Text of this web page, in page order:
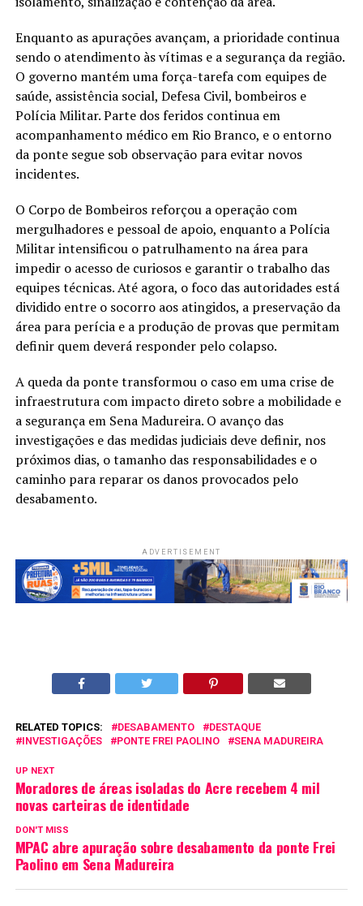
Enquanto as apurações avançam, a prioridade continua
sendo o atendimento às vítimas e a segurança da região.
O governo mantém uma força-tarefa com equipes de
saúde, assistência social, Defesa Civil, bombeiros e
Polícia Militar. Parte dos feridos continua em
acompanhamento médico em Rio Branco, e o entorno
da ponte segue sob observação para evitar novos
incidentes.
O Corpo de Bombeiros reforçou a operação com
mergulhadores e pessoal de apoio, enquanto a Polícia
Militar intensificou o patrulhamento na área para
impedir o acesso de curiosos e garantir o trabalho das
equipes técnicas. Até agora, o foco das autoridades está
dividido entre o socorro aos atingidos, a preservação da
área para perícia e a produção de provas que permitam
definir quem deverá responder pelo colapso.
A queda da ponte transformou o caso em uma crise de
infraestrutura com impacto direto sobre a mobilidade e
a segurança em Sena Madureira. O avanço das
investigações e das medidas judiciais deve definir, nos
próximos dias, o tamanho das responsabilidades e o
caminho para reparar os danos provocados pelo
desabamento.
ADVERTISEMENT
RELATED TOPICS: DESABAMENTO
DESTAQUE
INVESTIGAÇÕES
PONTE FREI PAOLINO SENA MADUREIRA
UP NEXT
Moradores de áreas isoladas do Acre recebem 4 mil
novas carteiras de identidade
DON'T MISS
MPAC abre apuração sobre desabamento da ponte Frei
Paolino em Sena Madureira